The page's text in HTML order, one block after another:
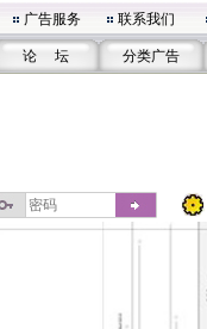
广告服务 联系我们
论 坛 分类广告